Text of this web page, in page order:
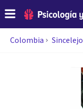
Colombia Sincelejo